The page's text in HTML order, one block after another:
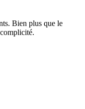
Bien plus que le